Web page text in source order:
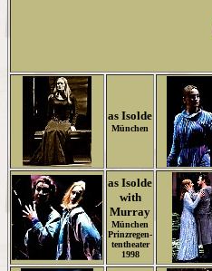
as Isolde
München
as Isolde
with
Murray
München
Prinzregen-
tentheater
1998